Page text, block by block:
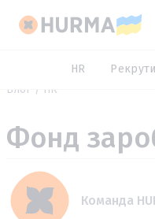
HR
Блог
HR
Фонд
Команда